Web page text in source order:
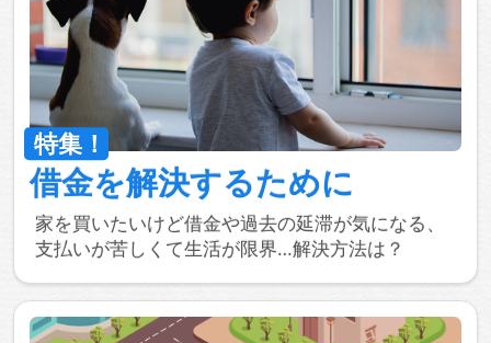
借金を解決するために
家を買いたいけど借金や過去の延滞が気になる、
支払いが苦しくて生活が限界…解決方法は？